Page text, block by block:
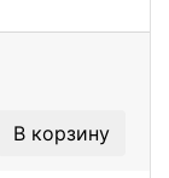
В корзину